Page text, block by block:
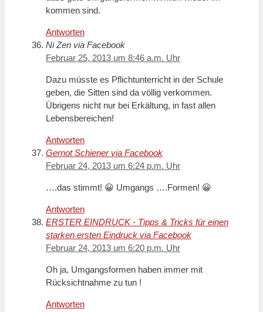
kommen sind.
Antworten
Ni Zen via Facebook
Februar 25, 2013 um 8:46 a.m. Uhr
Dazu müsste es Pflichtunterricht in der Schule
geben, die Sitten sind da völlig verkommen.
Übrigens nicht nur bei Erkältung, in fast allen
Lebensbereichen!
Antworten
Gernot Schiener via Facebook
Februar 24, 2013 um 6:24 p.m. Uhr
….das stimmt! 😀 Umgangs ….Formen! 😀
Antworten
ERSTER EINDRUCK - Tipps & Tricks für einen
starken ersten Eindruck via Facebook
Februar 24, 2013 um 6:20 p.m. Uhr
Oh ja, Umgangsformen haben immer mit
Rücksichtnahme zu tun !
Antworten